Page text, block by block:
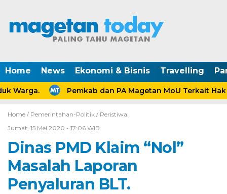
Home News Ekonomi & Bisnis Travelling
Warga. Pemkab dan PA Magetan MoU Terkait Hak
Home / Pemerintahan-Politik / Peristiwa
Jumat, 15 Mei 2020 - 17:06 WIB
Dinas PMD Klaim “Nol”
Masalah Laporan
Penyaluran BLT.